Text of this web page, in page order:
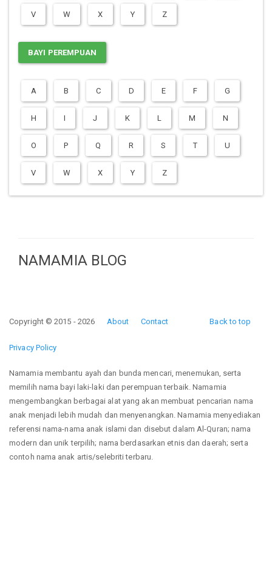
V W X Y Z
BAYI PEREMPUAN
A B C D E F G
H I J K L M N
O P Q R S T U
V W X Y Z
NAMAMIA BLOG
Back to top
Copyright © 2015 - 2026 About Contact
Privacy Policy
Namamia membantu ayah dan bunda mencari, menemukan, serta
memilih nama bayi laki-laki dan perempuan terbaik. Namamia
mengembangkan berbagai alat yang akan membuat pencarian nama
anak menjadi lebih mudah dan menyenangkan. Namamia menyediakan
referensi nama-nama anak islami dan disebut dalam Al-Quran; nama
modern dan unik terpilih; nama berdasarkan etnis dan daerah; serta
contoh nama anak artis/selebriti terbaru.